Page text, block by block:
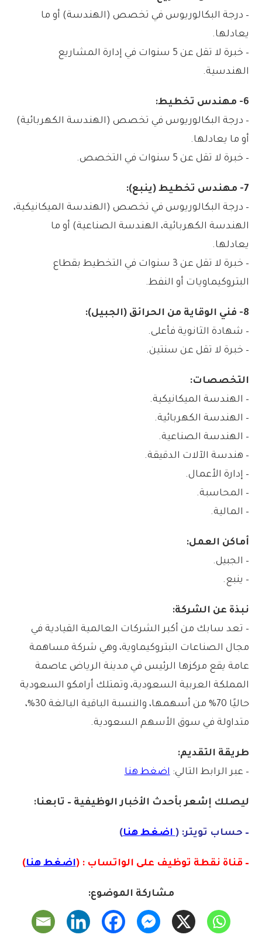
– درجة البكالوريوس في تخصص (الهندسة) أو ما
يعادلها.
– خبرة لا تقل عن 5 سنوات في إدارة المشاريع
الهندسية.
6- مهندس تخطيط:
– درجة البكالوريوس في تخصص (الهندسة الكهربائية)
أو ما يعادلها.
– خبرة لا تقل عن 5 سنوات في التخصص.
7- مهندس تخطيط (ينبع):
– درجة البكالوريوس في تخصص (الهندسة الميكانيكية،
الهندسة الكهربائية، الهندسة الصناعية) أو ما
يعادلها.
– خبرة لا تقل عن 3 سنوات في التخطيط بقطاع
البتروكيماويات أو النفط.
8- فني الوقاية من الحرائق (الجبيل):
– شهادة الثانوية فأعلى.
– خبرة لا تقل عن سنتين.
التخصصات:
– الهندسة الميكانيكية.
– الهندسة الكهربائية.
– الهندسة الصناعية.
– هندسة الآلات الدقيقة.
– إدارة الأعمال.
– المحاسبة.
– المالية.
أماكن العمل:
– الجبيل.
– ينبع.
نبذة عن الشركة:
– تعد سابك من أكبر الشركات العالمية القيادية في
مجال الصناعات البتروكيماوية، وهي شركة مساهمة
عامة يقع مركزها الرئيس في مدينة الرياض عاصمة
المملكة العربية السعودية، وتمتلك أرامكو السعودية
حاليًا 70% من أسهمها، والنسبة الباقية البالغة 30%،
متداولة في سوق الأسهم السعودية.
طريقة التقديم:
– عبر الرابط التالي: اضغط هنا
ليصلك إشعربأحدث الأخبار الوظيفية – تابعنا:
– حساب تويتر: ( اضغط هنا)
– قناة نقطة توظيف على الواتساب : (اضغط هنا)
مشاركة الموضوع: